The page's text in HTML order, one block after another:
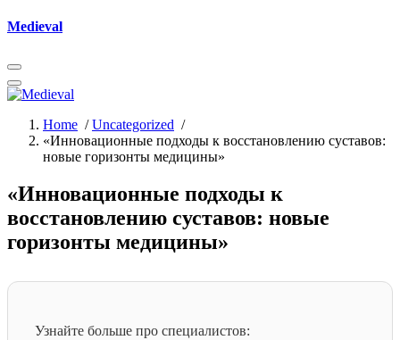
Skip
Medieval
Home /Uncategorized /
«Инновационные подходы к восстановлению суставов:
новые горизонты медицины»
«Инновационные подходы к
восстановлению суставов: новые
горизонты медицины»
Узнайте больше про специалистов: